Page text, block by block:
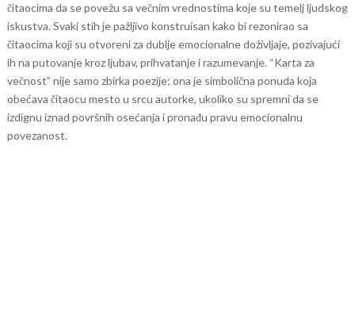
čitaocima da se povežu sa večnim vrednostima koje su temelj ljudskog
iskustva. Svaki stih je pažljivo konstruisan kako bi rezonirao sa
čitaocima koji su otvoreni za dublje emocionalne doživljaje, pozivajući
ih na putovanje kroz ljubav, prihvatanje i razumevanje. “Karta za
večnost” nije samo zbirka poezije; ona je simbolična ponuda koja
obećava čitaocu mesto u srcu autorke, ukoliko su spremni da se
izdignu iznad površnih osećanja i pronađu pravu emocionalnu
povezanost.